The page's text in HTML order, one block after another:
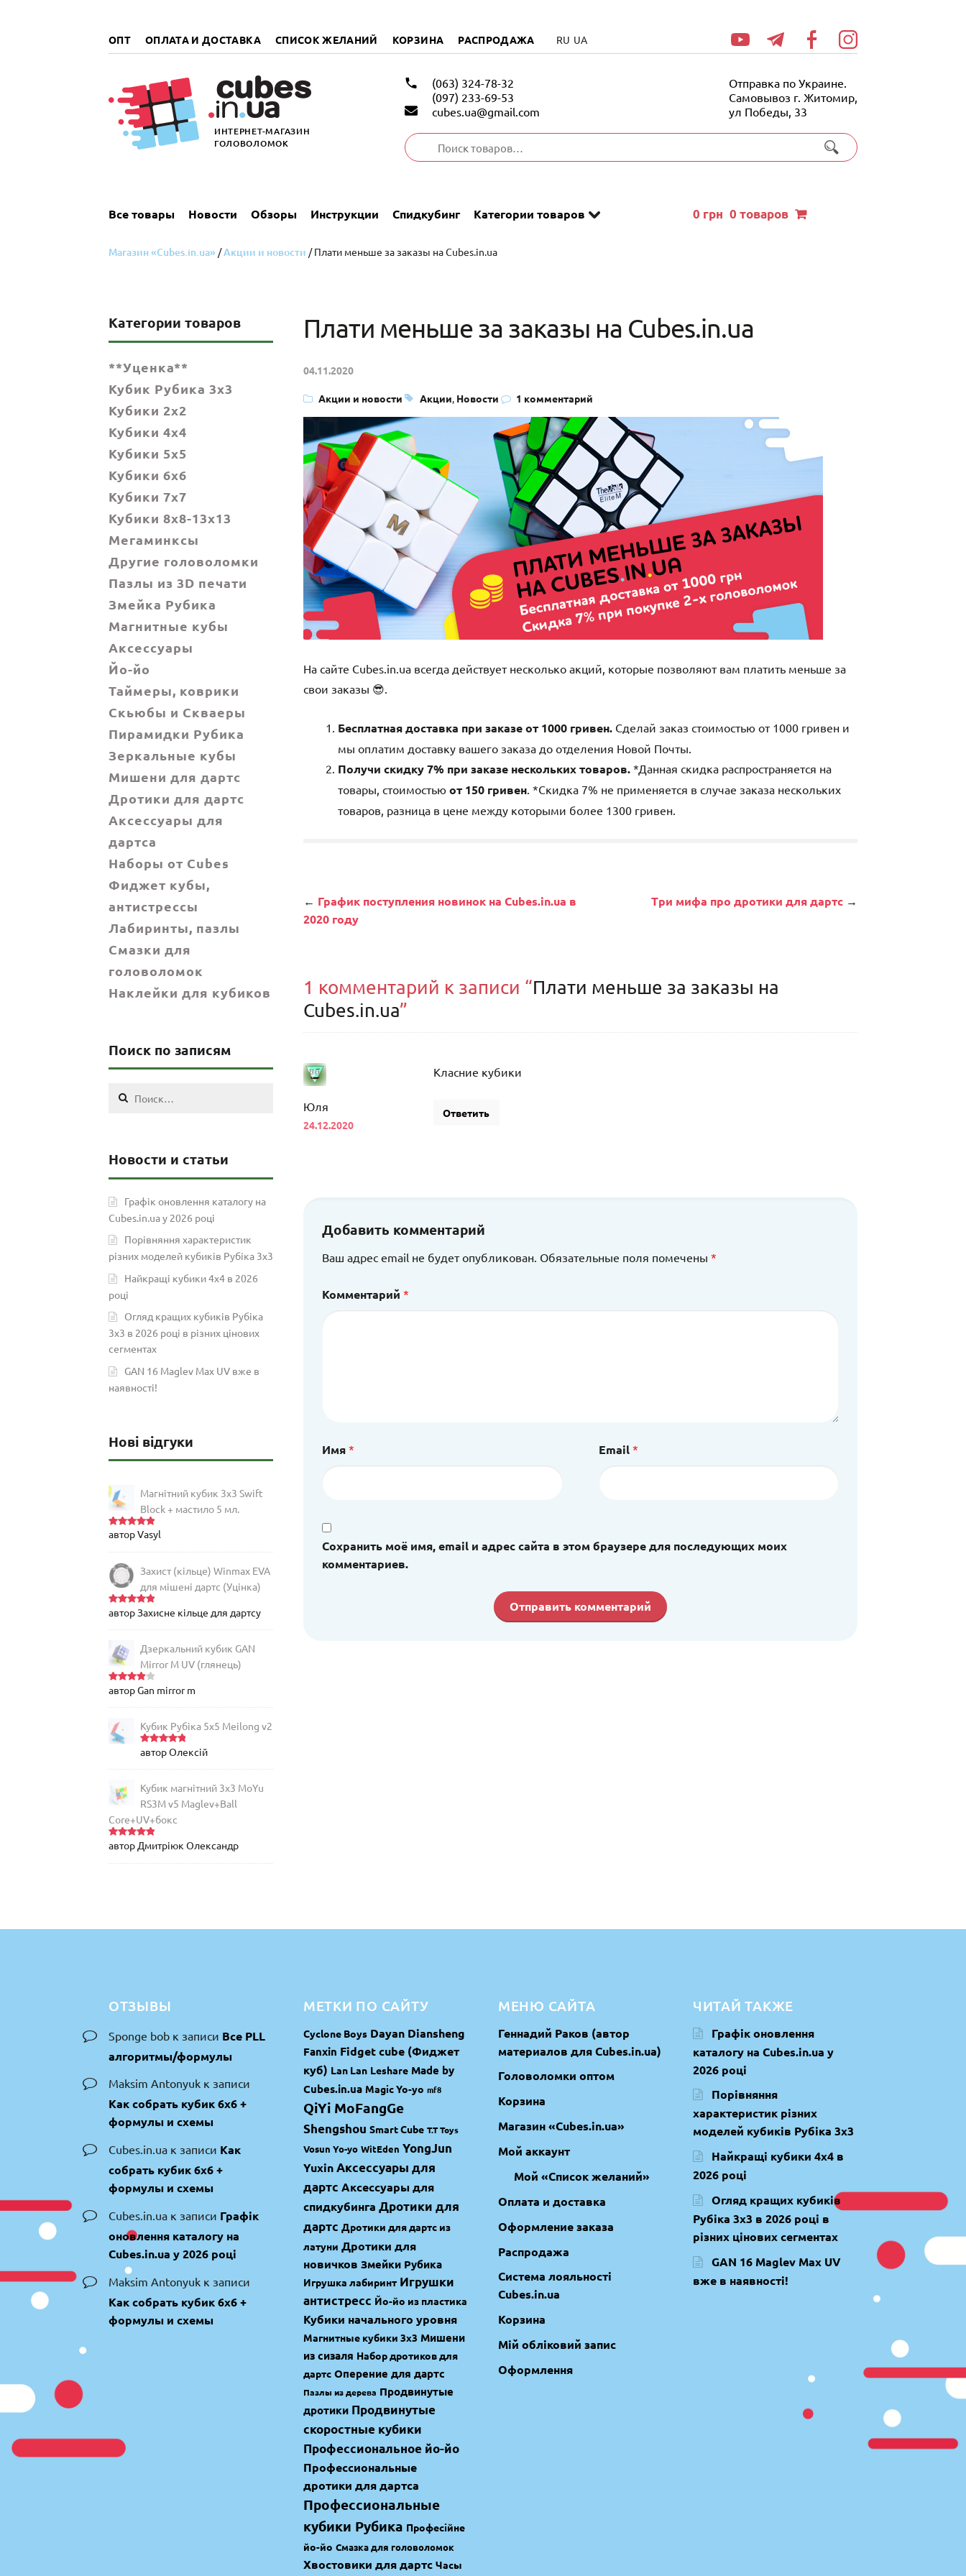
ОПТ ОПЛАТА И ДОСТАВКА СПИСОК ЖЕЛАНИЙ КОРЗИНА РАСПРОДАЖА RU UA
ИНТЕРНЕТ-МАГАЗИН
ГОЛОВОЛОМОК
(063) 324-78-32
(097) 233-69-53
cubes.ua@gmail.com
Отправка по Украине.
Самовывоз г. Житомир,
ул Победы, 33
Искать:
Все товары Новости Обзоры Инструкции Спидкубинг Категории товаров 0 грн 0 товаров
Магазин «Cubes.in.ua» /Акции и новости / Плати меньше за заказы на Cubes.in.ua
Плати меньше за заказы на Cubes.in.ua
04.11.2020
Акции и новости Акции, Новости 1 комментарий
На сайте Cubes.in.ua всегда действует несколько акций, которые позволяют вам платить меньше за
свои заказы 😎.
Бесплатная доставка при заказе от 1000 гривен.Сделай заказ стоимостью от 1000 гривен и
мы оплатим доставку вашего заказа до отделения Новой Почты.
Получи скидку 7% при заказе нескольких товаров.*Данная скидка распространяется на
товары, стоимостью от 150 гривен. *Скидка 7% не применяется в случае заказа нескольких
товаров, разница в цене между которыми более 1300 гривен.
Навигация
← График поступления новинок на Cubes.in.ua в
2020 году
Три мифа про дротики для дартс →
1 комментарий к записи “Плати меньше за заказы на
Cubes.in.ua”
Юля
24.12.2020
Класние кубики
Ответить
Добавить комментарий
Ваш адрес email не будет опубликован. Обязательные поля помечены *
Комментарий *
Имя * Email *
Сохранить моё имя, email и адрес сайта в этом браузере для последующих моих
комментариев.
Категории товаров
**Уценка**
Кубик Рубика 3x3
Кубики 2x2
Кубики 4x4
Кубики 5x5
Кубики 6х6
Кубики 7х7
Кубики 8x8-13x13
Мегаминксы
Другие головоломки
Пазлы из 3D печати
Змейка Рубика
Магнитные кубы
Аксессуары
Йо-йо
Таймеры, коврики
Скьюбы и Скваеры
Пирамидки Рубика
Зеркальные кубы
Мишени для дартс
Дротики для дартс
Аксессуары для
дартса
Наборы от Cubes
Фиджет кубы,
антистрессы
Лабиринты, пазлы
Смазки для
головоломок
Наклейки для кубиков
Поиск по записям
Найти:
Новости и статьи
Графік оновлення каталогу на
Cubes.in.ua у 2026 році
Порівняння характеристик
різних моделей кубиків Рубіка 3х3
Найкращі кубики 4х4 в 2026
році
Огляд кращих кубиків Рубіка
3х3 в 2026 році в різних цінових
сегментах
GAN 16 Maglev Max UV вже в
наявності!
Нові відгуки
Магнітний кубик 3х3 Swift
Block + мастило 5 мл.
Оцінено
автор Vasyl
Захист (кільце) Winmax EVA
для мішені дартс (Уцінка)
Оцінено
автор Захисне кільце для дартсу
Дзеркальний кубик GAN
Mirror M UV (глянець)
Оцінен
5
автор Gan mirror m
Кубик Рубіка 5x5 Meilong v2
Оцінено
автор Олексій
Кубик магнітний 3х3 MoYu
RS3M v5 Maglev+Ball
Core+UV+бокс
Оцінено
автор Дмитріюк Олександр
ОТЗЫВЫ
Sponge bobк записи Все PLL
алгоритмы/формулы
Maksim Antonyukк записи
Как собрать кубик 6х6 +
формулы и схемы
Cubes.in.uaк записи Как
собрать кубик 6х6 +
формулы и схемы
Cubes.in.uaк записи Графік
оновлення каталогу на
Cubes.in.ua у 2026 році
Maksim Antonyukк записи
Как собрать кубик 6х6 +
формулы и схемы
МЕТКИ ПО САЙТУ
Cyclone Boys Dayan Diansheng
Fanxin Fidget cube (Фиджет
куб) Lan Lan Leshare Made by
Cubes.in.ua Magic Yo-yo mf8
QiYi MoFangGe
Shengshou Smart Cube T.T Toys
Vosun Yo-yo WitEden YongJun
YuxinАксессуары для
дартс Аксессуары для
спидкубинга Дротики для
дартс Дротики для дартс из
латуни Дротики для
новичков Змейки Рубика
Игрушка лабиринт Игрушки
антистресс Йо-йо из пластика
Кубики начального уровня
Магнитные кубики 3х3 Мишени
из сизаля Набор дротиков для
дартс Оперение для дартс
Пазлы из дерева Продвинутые
дротики Продвинутые
скоростные кубики
Профессиональное йо-йо
Профессиональные
дротики для дартса
Профессиональные
кубики Рубика Професійне
йо-йо Смазка для головоломок
Хвостовики для дартс Часы
МЕНЮ САЙТА
Геннадий Раков (автор
материалов для Cubes.in.ua)
Головоломки оптом
Корзина
Магазин «Cubes.in.ua»
Мой аккаунт
Мой «Список желаний»
Оплата и доставка
Оформление заказа
Распродажа
Система лояльності
Cubes.in.ua
Корзина
Мій обліковий запис
Оформлення
ЧИТАЙ ТАКЖЕ
Графік оновлення
каталогу на Cubes.in.ua у
2026 році
Порівняння
характеристик різних
моделей кубиків Рубіка 3х3
Найкращі кубики 4х4 в
2026 році
Огляд кращих кубиків
Рубіка 3х3 в 2026 році в
різних цінових сегментах
GAN 16 Maglev Max UV
вже в наявності!